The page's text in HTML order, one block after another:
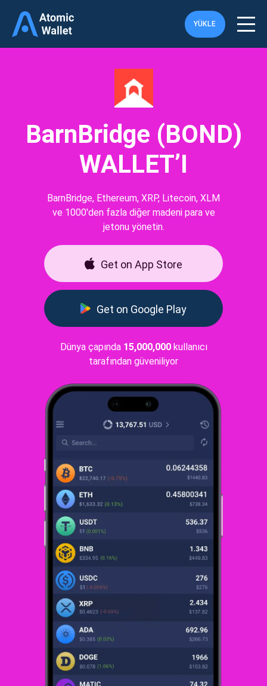
YÜKLE
BarnBridge (BOND)
WALLET’I
BarnBridge, Ethereum, XRP, Litecoin, XLM
ve 1000'den fazla diğer madeni para ve
jetonu yönetin.
Get on App Store
Get on Google Play
Dünya çapında 15,000,000kullanıcı
tarafından güveniliyor